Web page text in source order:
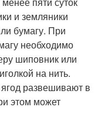
и земляники
бумагу. При
необходимо
шиповник или
на нить.
развешивают в
этом может